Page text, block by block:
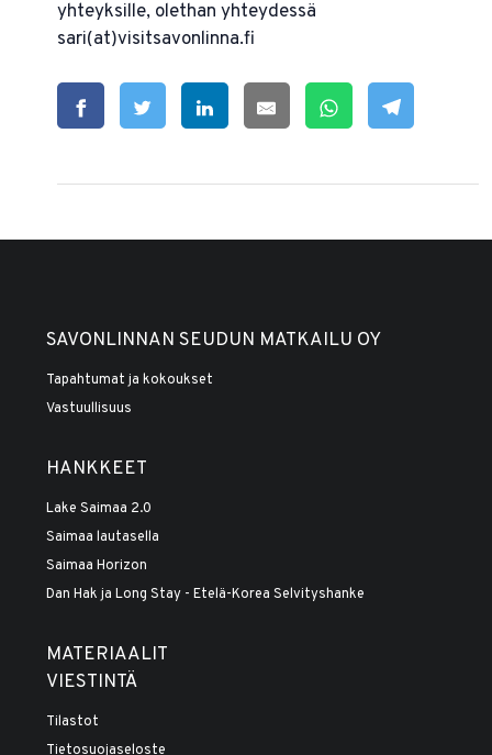
yhteyksille, olethan yhteydessä
sari(at)visitsavonlinna.fi
SAVONLINNAN SEUDUN MATKAILU OY
Tapahtumat ja kokoukset
Vastuullisuus
HANKKEET
Lake Saimaa 2.0
Saimaa lautasella
Saimaa Horizon
Dan Hak ja Long Stay - Etelä-Korea Selvityshanke
MATERIAALIT
VIESTINTÄ
Tilastot
Tietosuojaseloste